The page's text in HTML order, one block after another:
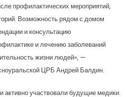
профилактических мероприятий,
Возможность рядом с домом
и консультацию
и лечению заболеваний
жизни людей», —
ЦРБ Андрей Балдин.
активно участвовали будущие медики.